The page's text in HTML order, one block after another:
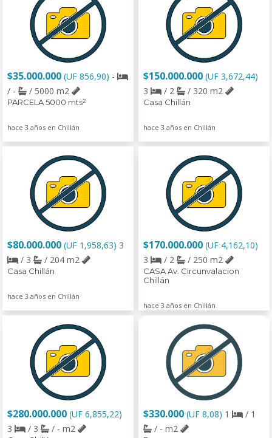
$35.000.000 (UF 856,90) -
/ -
/ 5000 m2
PARCELA 5000 mts²
hace 3 años en Chillán
$150.000.000 (UF 3,672,44)
3
/ 2 / 320 m2
Casa Chillán
hace 3 años en Chillán
$80.000.000 (UF 1,958,63) 3
/ 3
/ 204 m2
Casa Chillán
hace 3 años en Chillán
$170.000.000 (UF 4,162,10)
3
/ 2 / 250 m2
CASA Av. Circunvalacion
Chillán
hace 3 años en Chillán
$280.000.000 (UF 6,855,22)
3
/ 3 / - m2
$330.000 (UF 8,08) 1
/ 1
/ - m2